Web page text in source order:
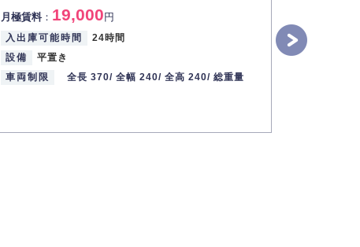
月極賃料： 19,000円
入出庫可能時間
24時間
設備
平置き
車両制限
全長 370/ 全幅 240/ 全高 240/ 総重量
入出庫可